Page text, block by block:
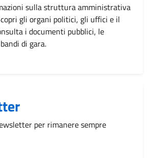
sulla struttura amministrativa
gli organi politici, gli uffici e il
i documenti pubblici, le
di gara.
per rimanere sempre